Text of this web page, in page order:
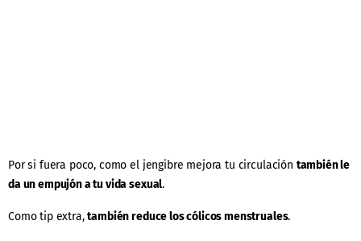
Por si fuera poco, como el jengibre mejora tu circulación también le
da un empujón a tu vida sexual.
Como tip extra,también reduce los cólicos menstruales.